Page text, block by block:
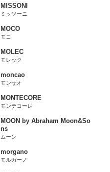
MISSONI
ミッソーニ
MOCO
モコ
MOLEC
モレック
moncao
モンサオ
MONTECORE
モンテコーレ
MOON by Abraham Moon&So
ns
ムーン
morgano
モルガーノ